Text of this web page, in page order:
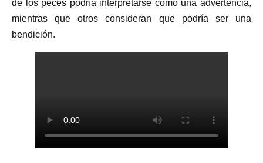
de los peces podría interpretarse como una advertencia,
mientras que otros consideran que podría ser una
bendición.